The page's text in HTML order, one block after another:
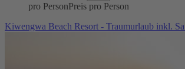
pro PersonPreis pro Person
Kiwengwa Beach Resort - Traumurlaub inkl.